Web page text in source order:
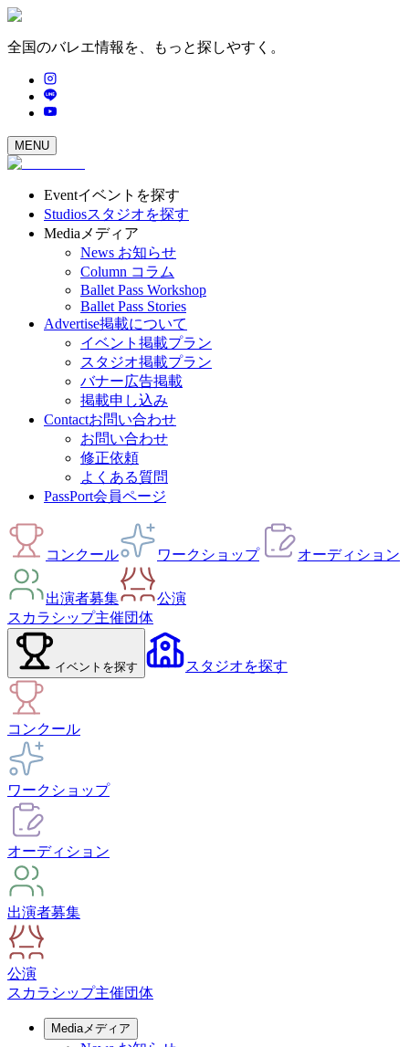
全国のバレエ情報を、もっと探しやすく。
MENU
Eventイベントを探す
Studiosスタジオを探す
Media メディア
News お知らせ
Column コラム
Ballet Pass Workshop
Ballet Pass Stories
Advertise掲載について
イベント掲載プラン
スタジオ掲載プラン
バナー広告掲載
掲載申し込み
Contactお問い合わせ
お問い合わせ
修正依頼
よくある質問
PassPort会員ページ
コンクール ワークショップ オーディション
出演者募集
公演
スカラシップ主催団体
イベント を探す スタジオを探す
コンクール
ワークショップ
オーディション
出演者募集
公演
スカラシップ主催団体
Mediaメディア